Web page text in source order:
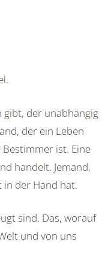
gibt, der unabhängig
der ein Leben
ist. Eine
handelt. Jemand,
der Hand hat.
sind. Das, worauf
und von uns